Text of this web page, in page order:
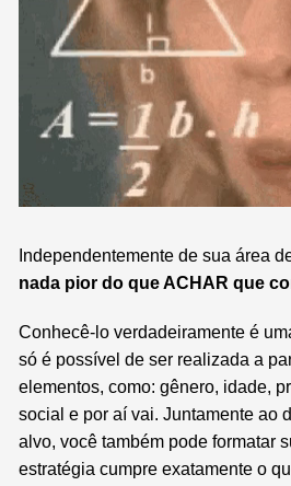
Independentemente de sua área
nada pior do que ACHAR que
Conhecê-lo verdadeiramente é
só é possível de ser realizada a
elementos, como: gênero, idade,
social e por aí vai.Juntamente ao
alvo, você também pode formatar
estratégia cumpre exatamente o